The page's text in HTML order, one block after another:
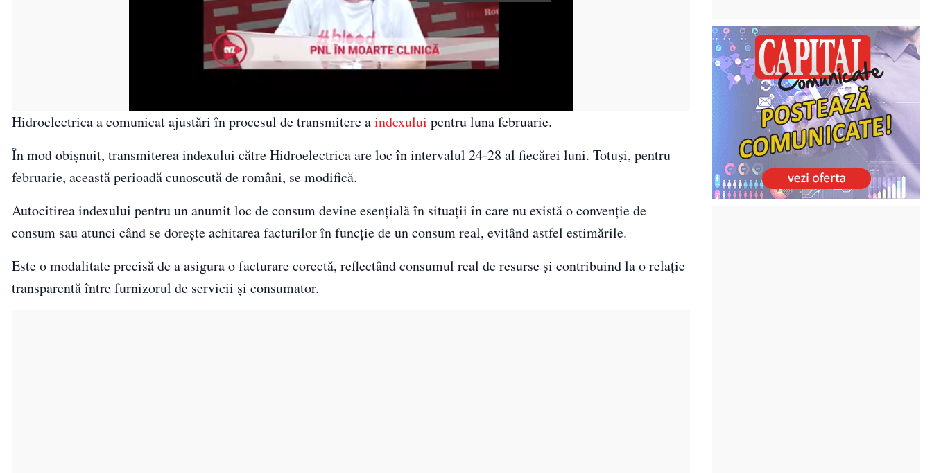
Hidroelectrica a comunicat ajustări în procesul de transmitere aindexului pentru luna februarie.
În mod obișnuit, transmiterea indexului către Hidroelectrica are loc în intervalul 24-28 al fiecărei luni. Totuși, pentru
februarie, această perioadă cunoscută de români, se modifică.
Autocitirea indexului pentru un anumit loc de consum devine esențială în situații în care nu există o convenție de
consum sau atunci când se dorește achitarea facturilor în funcție de un consum real, evitând astfel estimările.
Este o modalitate precisă de a asigura o facturare corectă, reflectând consumul real de resurse și contribuind la o relație
transparentă între furnizorul de servicii și consumator.